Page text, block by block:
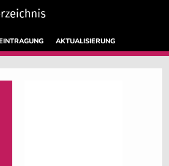
AKTUALISIERUNG